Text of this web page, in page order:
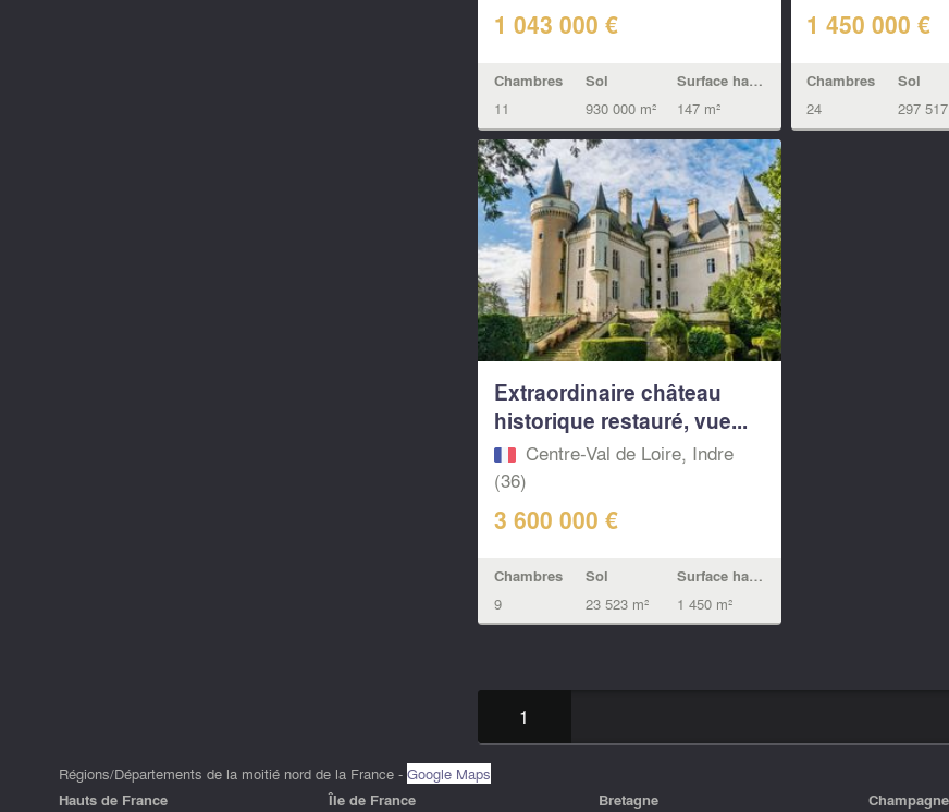
1 043 000 €
Chambres
11
Sol
930 000 m²
Surface habitable
147 m²
1 450 000 €
Chambres
24
Sol
297
Extraordinaire château
historique restauré, vue...
Centre-Val de Loire, Indre
(36)
3 600 000 €
Chambres
9
Sol
23 523 m²
Surface habitable
1 450 m²
1
Régions/Départements de la moitié nord de la France - Google Maps
Hauts de France
ÎIe de France
Bretagne
Champagne